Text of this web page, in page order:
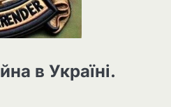
в Україні.